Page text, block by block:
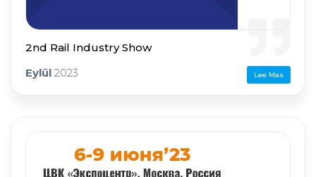
Lee Mas
2nd Rail Industry Show
Eylül 2023